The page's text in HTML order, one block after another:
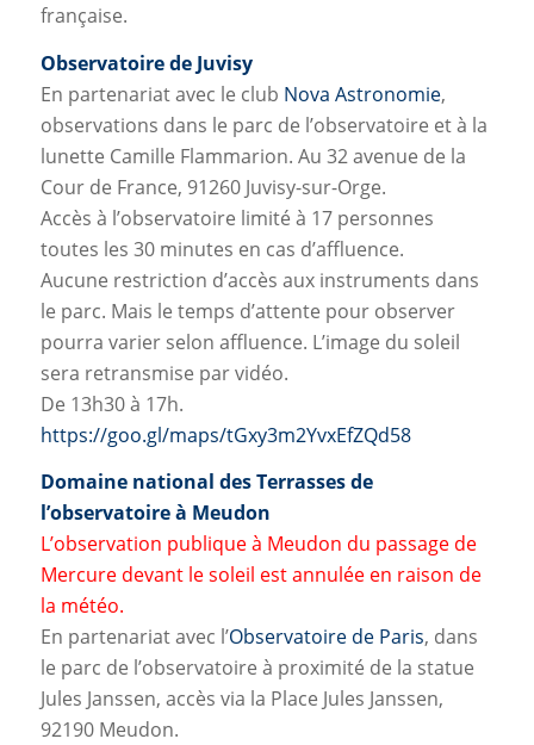
française.
Observatoire de Juvisy
En partenariat avec le club Nova Astronomie,
observations dans le parc de l’observatoire et à la
lunette Camille Flammarion. Au 32 avenue de la
Cour de France, 91260 Juvisy-sur-Orge.
Accès à l’observatoire limité à 17 personnes
toutes les 30 minutes en cas d’affluence.
Aucune restriction d’accès aux instruments dans
le parc. Mais le temps d’attente pour observer
pourra varier selon affluence. L’image du soleil
sera retransmise par vidéo.
De 13h30 à 17h.
https://goo.gl/maps/tGxy3m2YvxEfZQd58
Domaine national des Terrasses de
l’observatoire à Meudon
L’observation publique à Meudon du passage de
Mercure devant le soleil est annulée en raison de
la météo.
En partenariat avec l’Observatoire de Paris, dans
le parc de l’observatoire à proximité de la statue
Jules Janssen, accès via la Place Jules Janssen,
92190 Meudon.